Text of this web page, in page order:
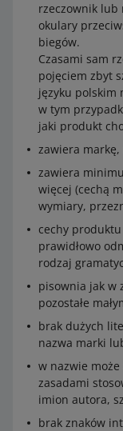
rzeczownik lub
okulary
biegów.
Czasami sam
pojęciem zbyt
języku polskim
w tym
jaki produkt
zawiera
zawiera
więcej (cechą
wymiary,
cechy
prawidłowo
rodzaj
pisownia jak w
pozostałe
brak dużych
nazwa marki
w nazwie
zasadami
imion autora,
brak znaków